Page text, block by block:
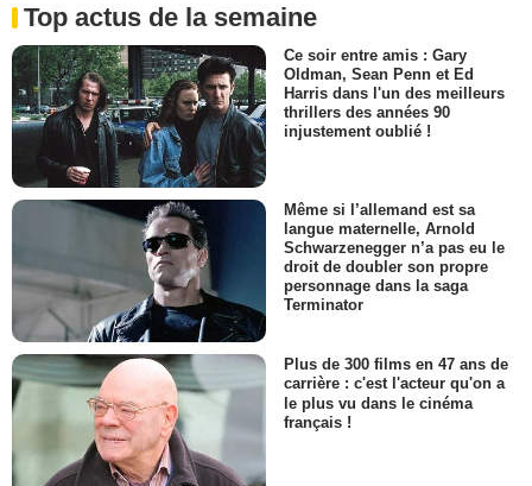
Top actus de la semaine
Ce soir entre amis : Gary
Oldman, Sean Penn et Ed
Harris dans l'un des meilleurs
thrillers des années 90
injustement oublié !
Même si l’allemand est sa
langue maternelle, Arnold
Schwarzenegger n’a pas eu le
droit de doubler son propre
personnage dans la saga
Terminator
Plus de 300 films en 47 ans de
carrière : c'est l'acteur qu'on a
le plus vu dans le cinéma
français !